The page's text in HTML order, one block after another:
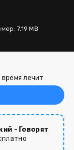
7.19 MB
лечит
- Говорят